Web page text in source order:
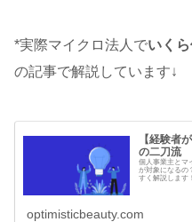
*実際マイクロ法人でいく
の記事で解説しています↓
【経験者
の二刀流
個人事業主とマ
が対象になるの
すく解説します！
optimisticbeauty.com